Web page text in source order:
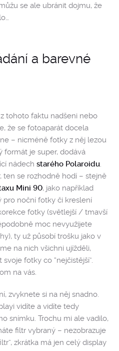
se ale ubránit dojmu, že
a barevné
tohoto faktu nadšeni nebo
že se fotoaparát docela
– nicméně fotky z něj lezou
formát je super, dodává
nádech starého Polaroidu.
ten se rozhodně hodí – stejně
Mini 90, jako například
pro noční fotky či kreslení
fotky (světlejší / tmavší
moc nevyužijete
ty už působí trošku jako v
na nich všichni ujížděli,
fotky co “nejčistější”.
na vás.
zvyknete si na něj snadno.
vidíte a vidíte tedy
snímku. Trochu mi ale vadilo,
filtr vybraný – nezobrazuje
zkrátka má jen celý display